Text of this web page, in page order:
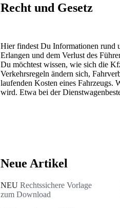
Recht und Gesetz
Hier findest Du Informationen rund
Erlangen und dem Verlust des
Du möchtest wissen, wie sich die
Verkehrsregeln ändern sich,
laufenden Kosten eines
wird. Etwa bei der
Neue Artikel
NEU Rechtssichere Vorlage
zum Download